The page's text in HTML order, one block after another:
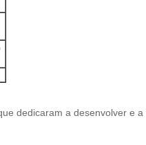
dedicaram a desenvolver e